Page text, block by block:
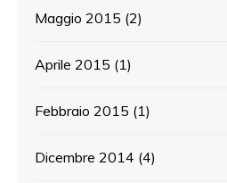
Maggio 2015 (2)
Aprile 2015 (1)
Febbraio 2015 (1)
Dicembre 2014 (4)